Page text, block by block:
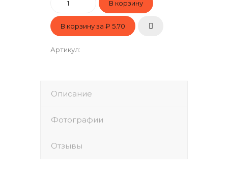
В корзину за ₽ 5.70
Артикул:
Описание
Фотографии
Отзывы